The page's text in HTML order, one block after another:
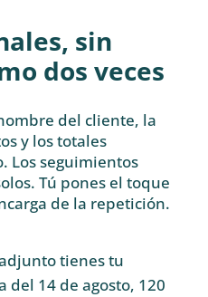
sin
dos veces
del cliente, la
y los totales
Los seguimientos
Tú pones el toque
de la repetición.
tienes tu
del 14 de agosto, 120